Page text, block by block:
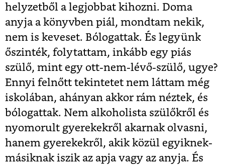
helyzetből a legjobbat kihozni. Doma
anyja a könyvben piál, mondtam nekik,
nem is keveset. Bólogattak. És legyünk
őszinték, folytattam, inkább egy piás
szülő, mint egy ott-nem-lévő-szülő, ugye?
Ennyi felnőtt tekintetet nem láttam még
iskolában, ahányan akkor rám néztek, és
bólogattak. Nem alkoholista szülőkről és
nyomorult gyerekekről akarnak olvasni,
hanem gyerekekről, akik közül egyiknek-
másiknak iszik az apja vagy az anyja. És